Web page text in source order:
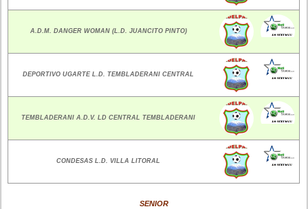
A.D.M. DANGER WOMAN (L.D. JUANCITO PINTO)
DEPORTIVO UGARTE L.D. TEMBLADERANI CENTRAL
TEMBLADERANI A.D.V. LD CENTRAL TEMBLADERANI
CONDESAS L.D. VILLA LITORAL
SENIOR